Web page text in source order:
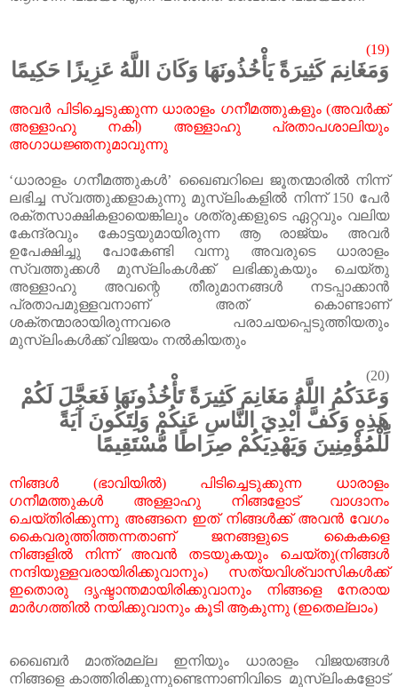
(19)
وَمَغَانِمَ كَثِيرَةً يَأْخُذُونَهَا وَكَانَ اللَّهُ عَزِيزًا حَكِيمًا
അവർ പിടിച്ചെടുക്കുന്ന ധാരാളം ഗനീമത്തുകളും(അവർക്ക്
അള്ളാഹു
നകി) അള്ളാഹു
പ്രതാപശാലിയും
അഗാധജ്ഞനുമാവുന്നു
‘ധാരാളം ഗനീമത്തുകൾ’ ഖൈബറിലെ ജൂതന്മാരിൽ നിന്ന്
ലഭിച്ച സ്വത്തുക്കളാകുന്നു മുസ്ലിംകളിൽ നിന്ന്150 പേർ
രക്തസാക്ഷികളായെങ്കിലും ശത്രുക്കളുടെ ഏറ്റവും വലിയ
കേന്ദ്രവും
കോട്ടയുമായിരുന്ന ആ രാജ്യം
അവർ
ഉപേക്ഷിച്ചു
പോകേണ്ടി വന്നു അവരുടെ
ധാരാളം
സ്വത്തുക്കൾ
മുസ്ലിംകൾക്ക് ലഭിക്കുകയും
ചെയ്തു
അള്ളാഹു
അവന്റെ തീരുമാനങ്ങൾ
നടപ്പാക്കാൻ
പ്രതാപമുള്ളവനാണ്
അത്
കൊണ്ടാണ്
ശക്തന്മാരായിരുന്നവരെ
പരാചയപ്പെടുത്തിയതും
മുസ്ലിംകൾക്ക് വിജയം നൽകിയതും
(20‌)
وَعَدَكُمُ اللَّهُ مَغَانِمَ كَثِيرَةً تَأْخُذُونَهَا فَعَجَّلَ لَكُمْ
هَذِهِ وَكَفَّ أَيْدِيَ النَّاسِ عَنكُمْ وَلِتَكُونَ آيَةً
لِّلْمُؤْمِنِينَ وَيَهْدِيَكُمْ صِرَاطًا مُّسْتَقِيمًا
നിങ്ങൾ (ഭാവിയിൽ) പിടിച്ചെടുക്കുന്ന
ധാരാളം
ഗനീമത്തുകൾ
അള്ളാഹു നിങ്ങളോട്
വാഗ്ദാനം
ചെയ്തിരിക്കുന്നു അങ്ങനെ ഇത് നിങ്ങൾക്ക് അവൻ വേഗം
കൈവരുത്തിത്തന്നതാണ്
ജനങ്ങളുടെ
കൈകളെ
നിങ്ങളിൽ
നിന്ന് അവൻ തടയുകയും ചെയ്തു(നിങ്ങൾ
നന്ദിയുള്ളവരായിരിക്കുവാനും) സത്യവിശ്വാസികൾക്ക്
ഇതൊരു
ദൃഷ്ടാന്തമായിരിക്കുവാനും നിങ്ങളെ
നേരായ
മാർഗത്തിൽ നയിക്കുവാനും കൂടി ആകുന്നു (ഇതെല്ലാം)
ഖൈബർ മാത്രമല്ല ഇനിയും ധാരാളം
വിജയങ്ങൾ
നിങ്ങളെ കാത്തിരിക്കുന്നുണ്ടെന്നാണിവിടെ മുസ്ലിംകളോട്